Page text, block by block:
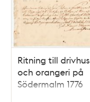
Ritning till drivhus
och orangeri på
Södermalm 1776